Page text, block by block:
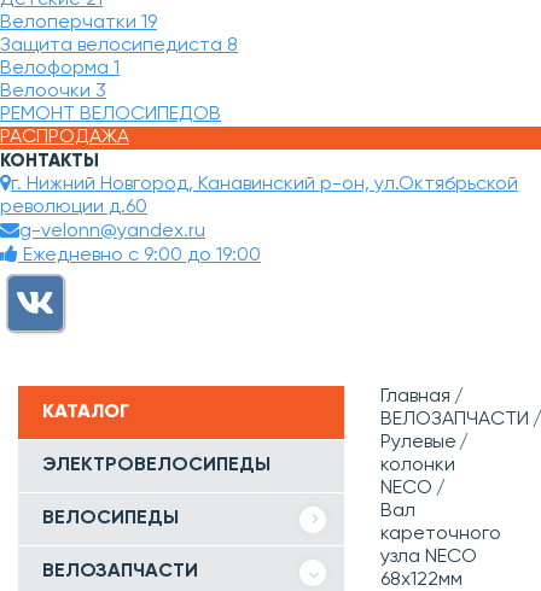
Велоперчатки 19
Защита велосипедиста 8
Велоформа 1
Велоочки 3
РЕМОНТ ВЕЛОСИПЕДОВ
РАСПРОДАЖА
КОНТАКТЫ
г. Нижний Новгород, Канавинский р-он, ул.Октябрьской
революции д.60
g-velonn@yandex.ru
Ежедневно с 9:00 до 19:00
КАТАЛОГ
ЭЛЕКТРОВЕЛОСИПЕДЫ
ВЕЛОСИПЕДЫ
ВЕЛОЗАПЧАСТИ
Главная
ВЕЛОЗАПЧАСТИ
Рулевые
колонки
NECO
Вал
кареточного
узла NECO
68х122мм